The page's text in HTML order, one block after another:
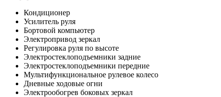
Кондиционер
Усилитель руля
Бортовой компьютер
Электропривод зеркал
Регулировка руля по высоте
Электростеклоподъемники задние
Электростеклоподъемники передние
Мультифункциональное рулевое колесо
Дневные ходовые огни
Электрообогрев боковых зеркал